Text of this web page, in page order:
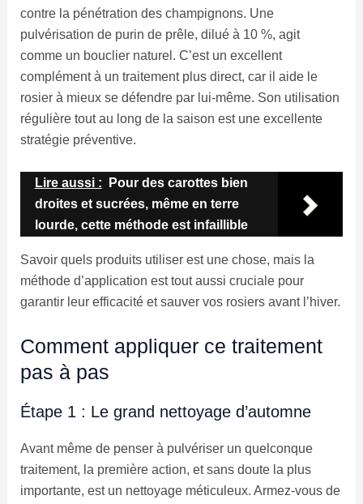
contre la pénétration des champignons. Une
pulvérisation de purin de prêle, dilué à 10 %, agit
comme un bouclier naturel. C’est un excellent
complément à un traitement plus direct, car il aide le
rosier à mieux se défendre par lui-même. Son utilisation
régulière tout au long de la saison est une excellente
stratégie préventive.
Lire aussi :
Pour des carottes bien
droites et sucrées, même en terre
lourde, cette méthode est infaillible
Savoir quels produits utiliser est une chose, mais la
méthode d’application est tout aussi cruciale pour
garantir leur efficacité et sauver vos rosiers avant l’hiver.
Comment appliquer ce traitement
pas à pas
Étape 1 : Le grand nettoyage d’automne
Avant même de penser à pulvériser un quelconque
traitement, la première action, et sans doute la plus
importante, est un nettoyage méticuleux. Armez-vous de